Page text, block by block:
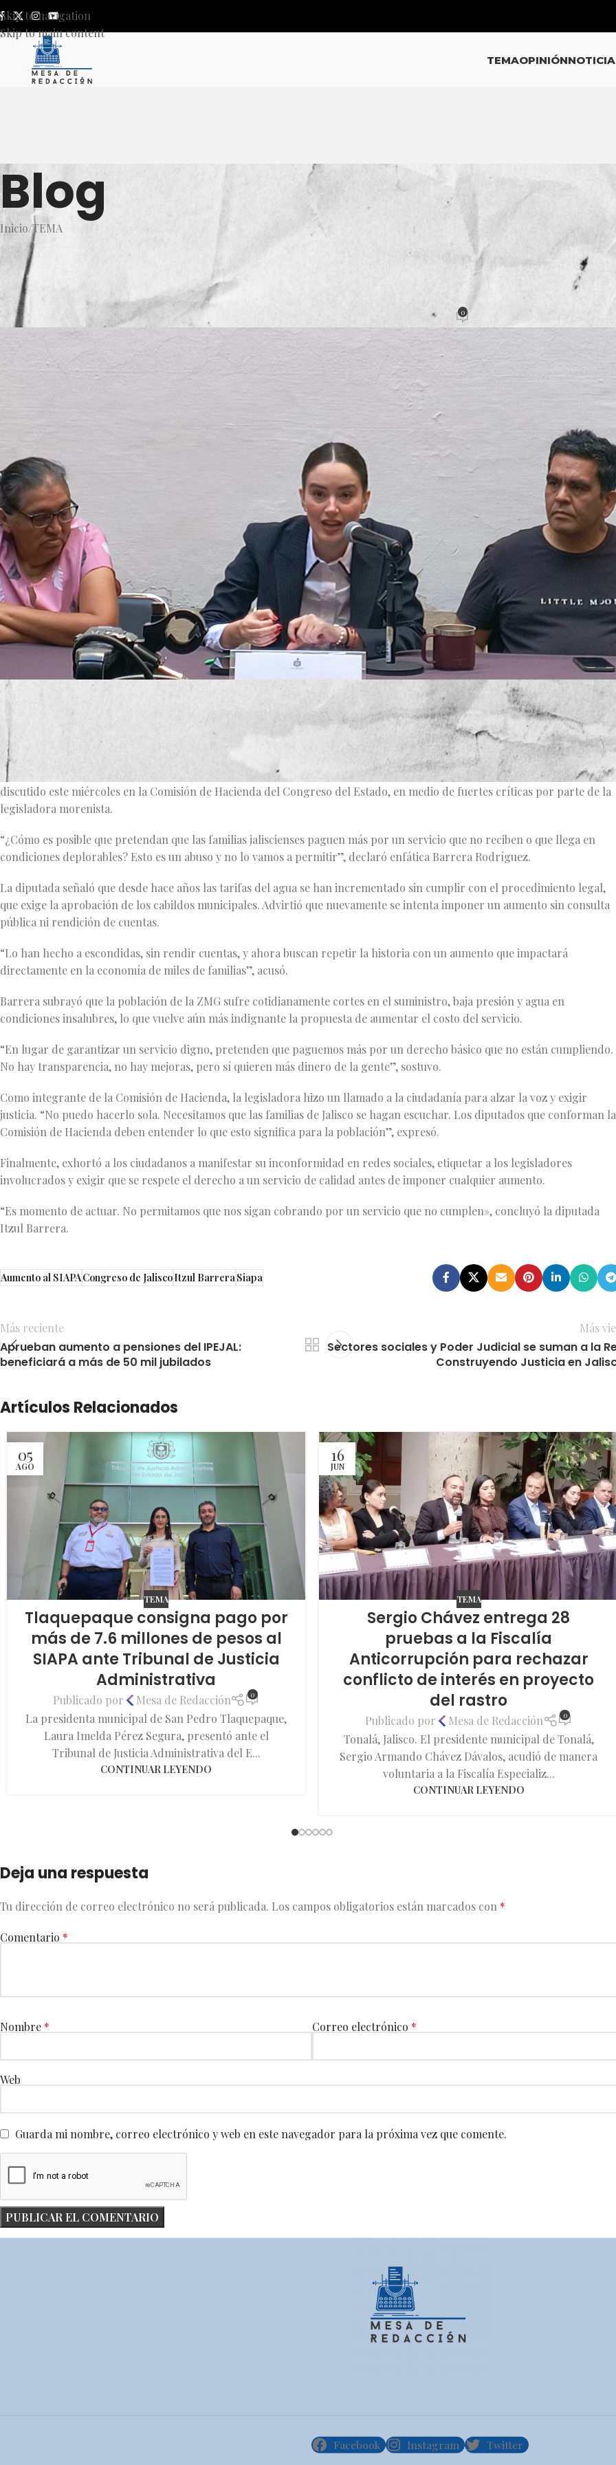
Skip to navigation
Skip to main content
TEMAOPINIÓN
Blog
Inicio TEMA
Itzul Barrera denuncia intento de aumento al agua sin
ni transparencia
Activado 25 marzo, 2025 0
La diputada local de Morena, Itzul Barrera, denunció públicamente la intención de gobiernos municipales emanados de
Movimiento Ciudadano (MC) de incrementar en un 12.5% las tarifas del agua en la Zona Metropolitana de Guadalajara
(ZMG), sin justificación técnica ni transparencia.
El ajuste en las tarifas, promovido a través del Sistema Intermunicipal de Agua Potable y Alcantarillado (SIAPA), será
discutido este miércoles en la Comisión de Hacienda del Congreso del Estado, en medio de fuertes críticas por parte de la
legisladora morenista.
“¿Cómo es posible que pretendan que las familias jaliscienses paguen más por un servicio que no reciben o que llega en
condiciones deplorables? Esto es un abuso y no lo vamos a permitir”, declaró enfática Barrera Rodríguez.
La diputada señaló que desde hace años las tarifas del agua se han incrementado sin cumplir con el procedimiento legal,
que exige la aprobación de los cabildos municipales. Advirtió que nuevamente se intenta imponer un aumento sin consulta
pública ni rendición de cuentas.
“Lo han hecho a escondidas, sin rendir cuentas, y ahora buscan repetir la historia con un aumento que impactará
directamente en la economía de miles de familias”, acusó.
Barrera subrayó que la población de la ZMG sufre cotidianamente cortes en el suministro, baja presión y agua en
condiciones insalubres, lo que vuelve aún más indignante la propuesta de aumentar el costo del servicio.
“En lugar de garantizar un servicio digno, pretenden que paguemos más por un derecho básico que no están cumpliendo.
No hay transparencia, no hay mejoras, pero sí quieren más dinero de la gente”, sostuvo.
Como integrante de la Comisión de Hacienda, la legisladora hizo un llamado a la ciudadanía para alzar la voz y exigir
justicia. “No puedo hacerlo sola. Necesitamos que las familias de Jalisco se hagan escuchar. Los diputados que conforman la
Comisión de Hacienda deben entender lo que esto significa para la población”, expresó.
Finalmente, exhortó a los ciudadanos a manifestar su inconformidad en redes sociales, etiquetar a los legisladores
involucrados y exigir que se respete el derecho a un servicio de calidad antes de imponer cualquier aumento.
“Es momento de actuar. No permitamos que nos sigan cobrando por un servicio que no cumplen», concluyó la diputada
Itzul Barrera.
Aumento al SIAPACongreso de JaliscoItzul BarreraSiapa
Más reciente
Aprueban aumento a pensiones del IPEJAL:
beneficiará a más de 50 mil jubilados
Más
Sectores sociales y Poder Judicial se suman a la
Construyendo Justicia en
Artículos Relacionados
05
AGO
TEMA
Tlaquepaque consigna pago por
más de 7.6 millones de pesos al
SIAPA ante Tribunal de Justicia
Administrativa
Publicado por Mesa de Redacción 0
La presidenta municipal de San Pedro Tlaquepaque,
Laura Imelda Pérez Segura, presentó ante el
Tribunal de Justicia Administrativa del E...
CONTINUAR LEYENDO
16
JUN
TEMA
Sergio Chávez entrega 28
pruebas a la Fiscalía
Anticorrupción para rechazar
conflicto de interés en proyecto
del rastro
Publicado por Mesa de Redacción 0
Tonalá, Jalisco. El presidente municipal de Tonalá,
Sergio Armando Chávez Dávalos, acudió de manera
voluntaria a la Fiscalía Especializ...
CONTINUAR LEYENDO
Deja una respuesta
Tu dirección de correo electrónico no será publicada. Los campos obligatorios están marcados con *
Comentario *
Nombre * Correo electrónico *
Web
Guarda mi nombre, correo electrónico y web en este navegador para la próxima vez que comente.
Facebook Instagram Twitter